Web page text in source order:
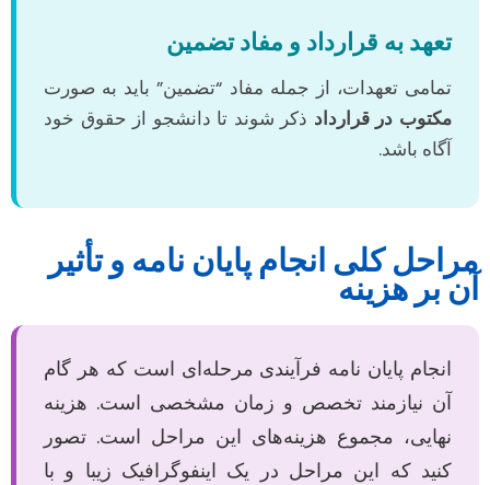
تعهد به قرارداد و مفاد تضمین
تمامی تعهدات، از جمله مفاد “تضمین” باید به صورت
مکتوب در قرارداد ذکر شوند تا دانشجو از حقوق خود
آگاه باشد.
مراحل کلی انجام پایان نامه و تأثیر
آن بر هزینه
انجام پایان نامه فرآیندی مرحله‌ای است که هر گام
آن نیازمند تخصص و زمان مشخصی است. هزینه
نهایی، مجموع هزینه‌های این مراحل است. تصور
کنید که این مراحل در یک اینفوگرافیک زیبا و با